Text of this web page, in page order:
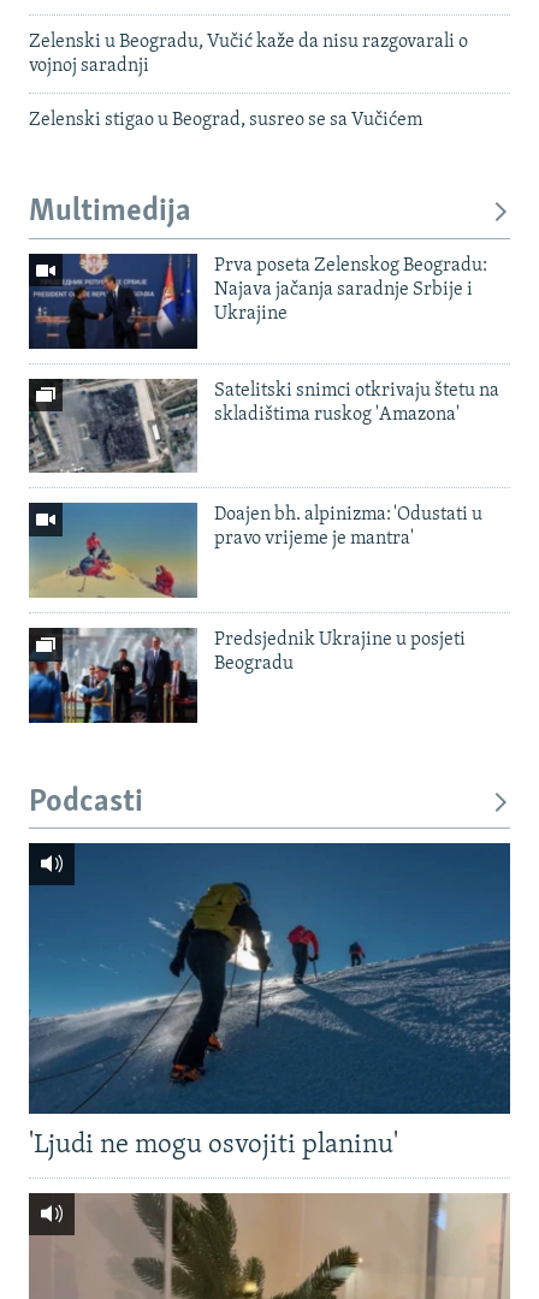
Zelenski u Beogradu, Vučić kaže da nisu razgovarali o
vojnoj saradnji
Zelenski stigao u Beograd, susreo se sa Vučićem
Multimedija
Prva poseta Zelenskog Beogradu:
Najava jačanja saradnje Srbije i
Ukrajine
Satelitski snimci otkrivaju štetu na
skladištima ruskog 'Amazona'
Doajen bh. alpinizma: 'Odustati u
pravo vrijeme je mantra'
Predsjednik Ukrajine u posjeti
Beogradu
Podcasti
'Ljudi ne mogu osvojiti planinu'